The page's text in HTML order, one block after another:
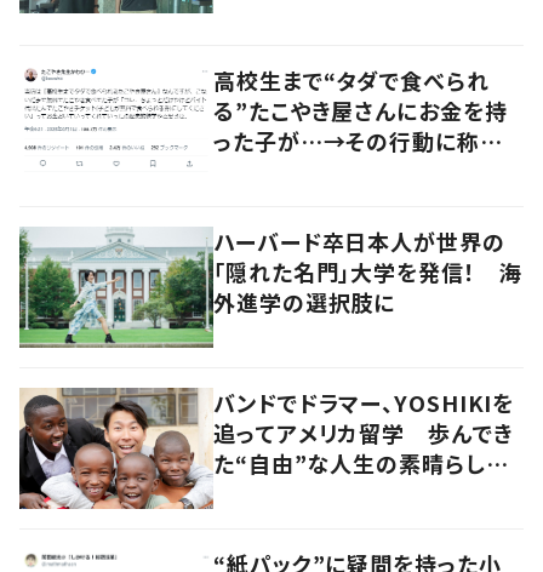
高校生まで“タダで食べられ
る”たこやき屋さんにお金を持
った子が…→その行動に称賛
ハーバード卒日本人が世界の
「隠れた名門」大学を発信！ 海
外進学の選択肢に
バンドでドラマー、YOSHIKIを
追ってアメリカ留学 歩んでき
た“自由”な人生の素晴らしさ
“紙パック”に疑問を持った小